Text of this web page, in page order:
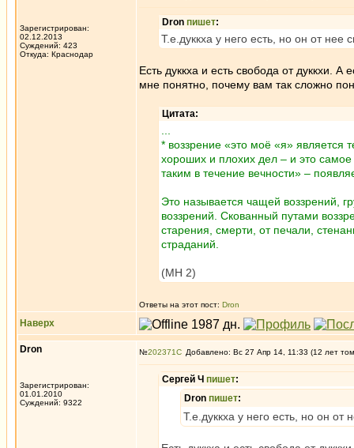
Зарегистрирован:
02.12.2013
Суждений: 423
Откуда: Краснодар
Dron пишет:
Т.е.дуккха у него есть, но он от нее
Есть дуккха и есть свобода от дуккхи. А
мне понятно, почему вам так сложно
Цитата:
* воззрение «это моё «я» является
хороших и плохих дел – и это
таким в течение вечности» –
Это называется чащей воззрений,
воззрений. Скованный путами
старения, смерти, от печали,
страданий.
(МН 2)
Ответы на этот пост: Dron
Наверх
Dron
Зарегистрирован:
01.01.2010
Суждений: 9322
№202371 Добавлено: Вс 27 Апр 14, 11:33 (12 лет
Сергей Ч пишет:
Dron пишет:
Т.е.дуккха у него есть, но он от